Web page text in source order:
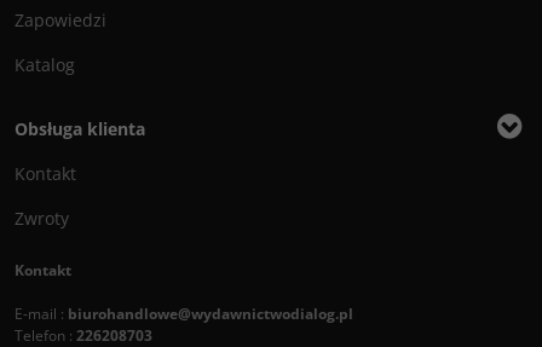
Zapowiedzi
Katalog
Obsługa klienta
Kontakt
Zwroty
Kontakt
E-mail : biurohandlowe@wydawnictwodialog.pl
Telefon : 226208703